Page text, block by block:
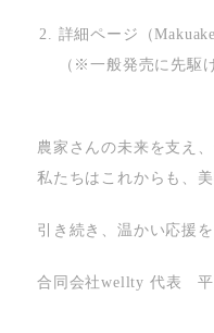
詳細ページ（Makuake
（※一般発売に先駆
農家さんの未来を支え
私たちはこれからも、
引き続き、温かい応援
合同会社wellty 代表 平